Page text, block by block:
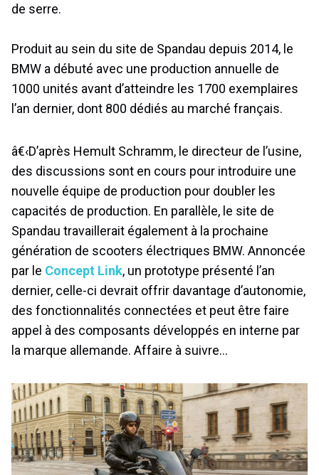
de serre.
Produit au sein du site de Spandau depuis 2014, le
BMW a débuté avec une production annuelle de
1000 unités avant d’atteindre les 1700 exemplaires
l’an dernier, dont 800 dédiés au marché français.
â€‹D’après Hemult Schramm, le directeur de l’usine,
des discussions sont en cours pour introduire une
nouvelle équipe de production pour doubler les
capacités de production. En parallèle, le site de
Spandau travaillerait également à la prochaine
génération de scooters électriques BMW. Annoncée
par le Concept Link, un prototype présenté l’an
dernier, celle-ci devrait offrir davantage d’autonomie,
des fonctionnalités connectées et peut être faire
appel à des composants développés en interne par
la marque allemande. Affaire à suivre…